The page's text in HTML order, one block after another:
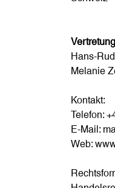
Hans-
Melanie
Kontakt:
Telefon:
E-Mail:
Web: